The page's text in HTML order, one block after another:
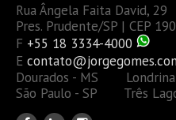
Rua Ângela Faita David, 29
Pres. Prudente/SP | CEP
F +55 18 3334-4000
E
Dourados - MS
São Paulo - SP Três